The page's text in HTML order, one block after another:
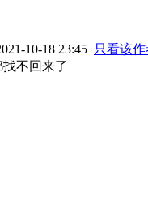
10-18 23:45 只看该
不回来了